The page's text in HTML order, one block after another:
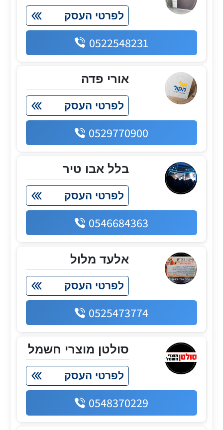
לפרטי העסק
0522548231
אורי פדה
לפרטי העסק
0529770900
בלל אבו טיר
לפרטי העסק
0546684363
אלעד מלול
לפרטי העסק
0525473774
סולטן מוצרי חשמל
לפרטי העסק
0548370229